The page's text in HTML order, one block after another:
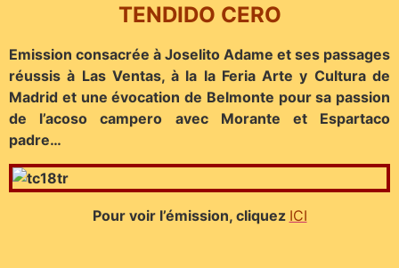
TENDIDO CERO
Emission consacrée à Joselito Adame et ses passages
réussis à Las Ventas, à la la Feria Arte y Cultura de
Madrid et une évocation de Belmonte pour sa passion
de l’acoso campero avec Morante et Espartaco
padre…
Pour voir l’émission, cliquez ICI